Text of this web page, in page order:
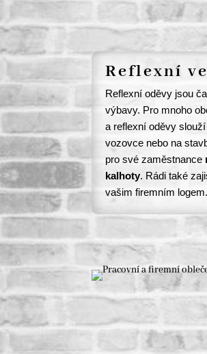
Reflexní
Reflexní oděvy jsou
výbavy. Pro mnoho
a reflexní oděvy
vozovce nebo na
pro své zaměstnance
kalhoty. Rádi také
vašim firemním logem.